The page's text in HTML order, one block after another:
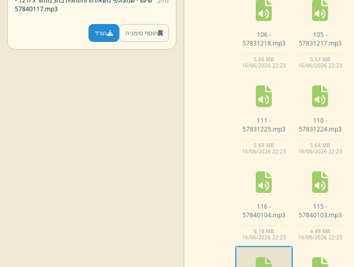
105 -
57831217.mp3
5.53 MB
16/06/2026 22:23
106 -
57831218.mp3
5.66 MB
16/06/2026 22:23
110 -
57831224.mp3
5.64 MB
16/06/2026 22:23
111 -
57831225.mp3
5.69 MB
16/06/2026 22:23
115 -
57840103.mp3
4.49 MB
16/06/2026 22:23
116 -
57840104.mp3
6.18 MB
16/06/2026 22:23
57840117.mp3
הוסף סימניה הורד